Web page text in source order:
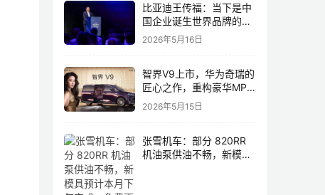
比亚迪王传福：当下是中
国企业诞生世界品牌的最
佳历史机遇，尤其是制造
2026年5月16日
智界V9上市，华为奇瑞的
匠心之作，重构豪华MPV
市场格局
2026年5月15日
张雪机车：部分 820RR
机油泵供油不畅，新模具